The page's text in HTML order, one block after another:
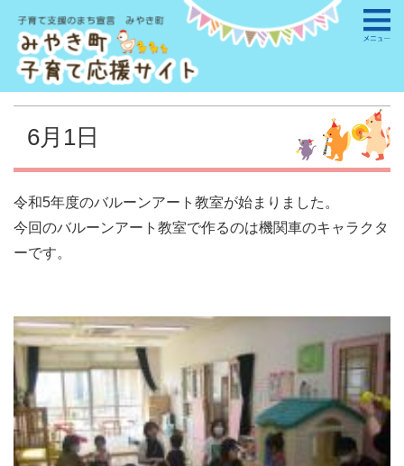
6月1日
令和5年度のバルーンアート教室が始まりました。
今回のバルーンアート教室で作るのは機関車のキャラクタ
ーです。